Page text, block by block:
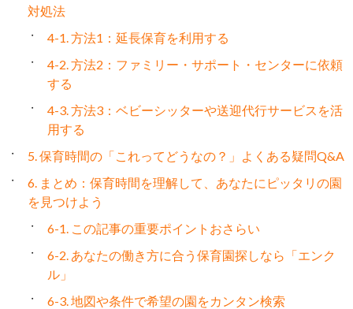
対処法
4-1. 方法1：延長保育を利用する
4-2. 方法2：ファミリー・サポート・センターに依頼
する
4-3. 方法3：ベビーシッターや送迎代行サービスを活
用する
5. 保育時間の「これってどうなの？」よくある疑問Q&A
6. まとめ：保育時間を理解して、あなたにピッタリの園
を見つけよう
6-1. この記事の重要ポイントおさらい
6-2. あなたの働き方に合う保育園探しなら「エンク
ル」
6-3. 地図や条件で希望の園をカンタン検索